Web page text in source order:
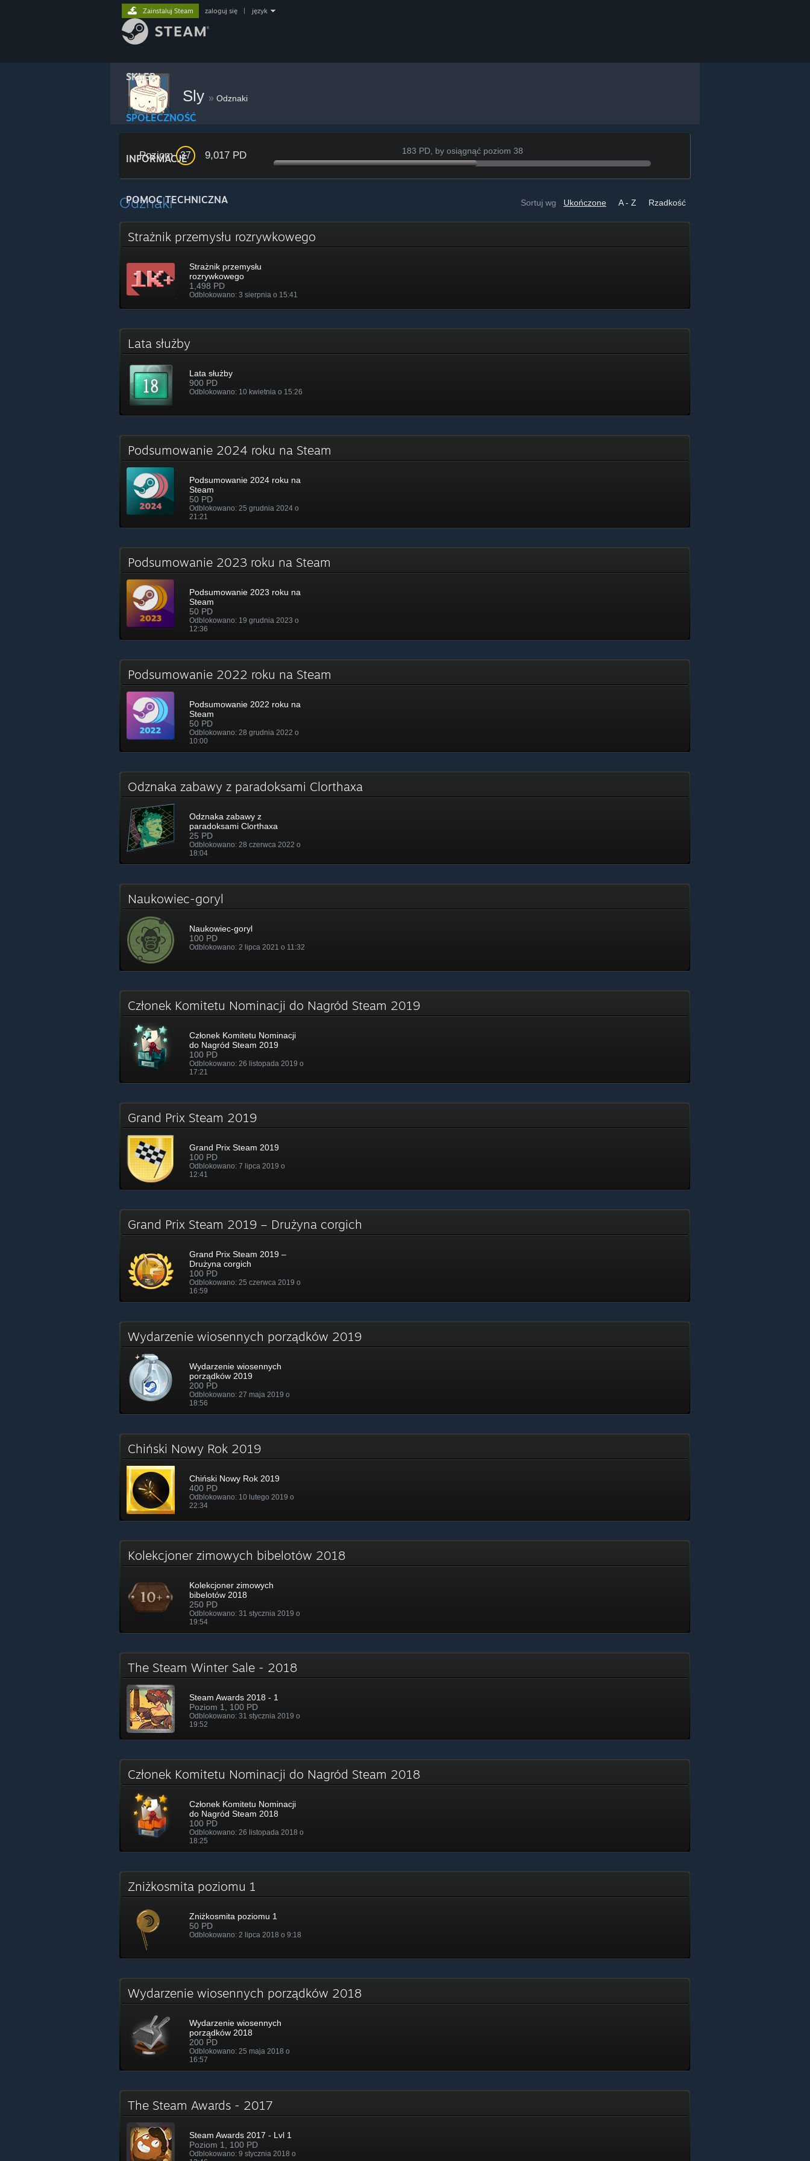
SKLEP
SPOŁECZNOŚĆ
INFORMACJE
POMOC TECHNICZNA
Zainstaluj Steam zaloguj się język
Sly » Odznaki
Poziom 37 9,017 PD 183 PD, by osiągnąć poziom 38
Sortuj wg Ukończone A - Z Rzadkość
Odznaki
Strażnik przemysłu rozrywkowego
Strażnik przemysłu
rozrywkowego
1,498 PD
Odblokowano: 3 sierpnia o 15:41
Lata służby
Lata służby
900 PD
Odblokowano: 10 kwietnia o 15:26
Podsumowanie 2024 roku na Steam
Podsumowanie 2024 roku na
Steam
50 PD
Odblokowano: 25 grudnia 2024 o
21:21
Podsumowanie 2023 roku na Steam
Podsumowanie 2023 roku na
Steam
50 PD
Odblokowano: 19 grudnia 2023 o
12:36
Podsumowanie 2022 roku na Steam
Podsumowanie 2022 roku na
Steam
50 PD
Odblokowano: 28 grudnia 2022 o
10:00
Odznaka zabawy z paradoksami Clorthaxa
Odznaka zabawy z
paradoksami Clorthaxa
25 PD
Odblokowano: 28 czerwca 2022 o
18:04
Naukowiec-goryl
Naukowiec-goryl
100 PD
Odblokowano: 2 lipca 2021 o 11:32
Członek Komitetu Nominacji do Nagród Steam 2019
Członek Komitetu Nominacji
do Nagród Steam 2019
100 PD
Odblokowano: 26 listopada 2019 o
17:21
Grand Prix Steam 2019
Grand Prix Steam 2019
100 PD
Odblokowano: 7 lipca 2019 o
12:41
Grand Prix Steam 2019 – Drużyna corgich
Grand Prix Steam 2019 –
Drużyna corgich
100 PD
Odblokowano: 25 czerwca 2019 o
16:59
Wydarzenie wiosennych porządków 2019
Wydarzenie wiosennych
porządków 2019
200 PD
Odblokowano: 27 maja 2019 o
18:56
Chiński Nowy Rok 2019
Chiński Nowy Rok 2019
400 PD
Odblokowano: 10 lutego 2019 o
22:34
Kolekcjoner zimowych bibelotów 2018
Kolekcjoner zimowych
bibelotów 2018
250 PD
Odblokowano: 31 stycznia 2019 o
19:54
The Steam Winter Sale - 2018
Steam Awards 2018 - 1
Poziom 1, 100 PD
Odblokowano: 31 stycznia 2019 o
19:52
Członek Komitetu Nominacji do Nagród Steam 2018
Członek Komitetu Nominacji
do Nagród Steam 2018
100 PD
Odblokowano: 26 listopada 2018 o
18:25
Zniżkosmita poziomu 1
Zniżkosmita poziomu 1
50 PD
Odblokowano: 2 lipca 2018 o 9:18
Wydarzenie wiosennych porządków 2018
Wydarzenie wiosennych
porządków 2018
200 PD
Odblokowano: 25 maja 2018 o
16:57
The Steam Awards - 2017
Steam Awards 2017 - Lvl 1
Poziom 1, 100 PD
Odblokowano: 9 stycznia 2018 o